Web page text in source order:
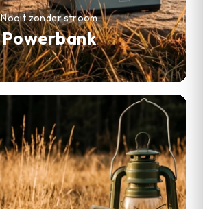
Powerbank
Nooit zonder stroom